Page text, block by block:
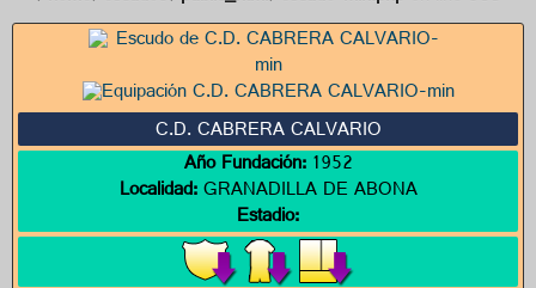
C.D. CABRERA CALVARIO
Año Fundación:1952
Localidad:GRANADILLA DE ABONA
Estadio: